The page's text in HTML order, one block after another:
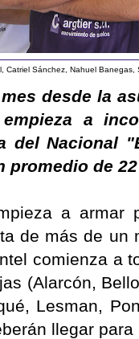
Catriel Sánchez, Nahuel
desde la
empieza a
del Nacional
promedio de
a armar
de más de un
comienza a
(Alarcón,
Lesman,
llegar